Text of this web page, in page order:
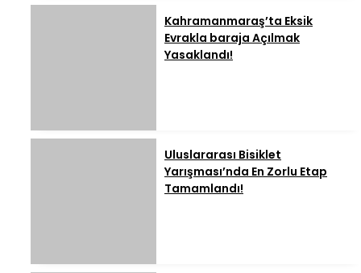
Kahramanmaraş’ta Eksik
Evrakla baraja Açılmak
Yasaklandı!
Uluslararası Bisiklet
Yarışması’nda En Zorlu Etap
Tamamlandı!